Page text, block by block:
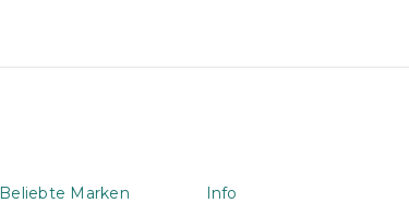
Beliebte Marken Info